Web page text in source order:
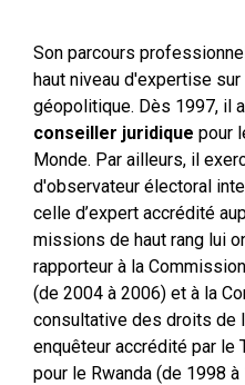
Son parcours
haut niveau d'expertise
géopolitique. Dès 1997, il
conseiller juridique pour
Monde. Par ailleurs, il
d'observateur électoral
celle d’expert accrédité
missions de haut rang lui
rapporteur à la
(de 2004 à 2006) et à la
consultative des droits de
enquêteur accrédité par le
pour le Rwanda (de 1998